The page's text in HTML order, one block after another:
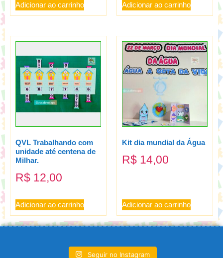
Adicionar ao carrinho Adicionar ao carrinho
QVL Trabalhando com
unidade até centena de
Milhar.
R$ 12,00
Adicionar ao carrinho
Kit dia mundial da Água
R$ 14,00
Adicionar ao carrinho
Seguir no Instagram